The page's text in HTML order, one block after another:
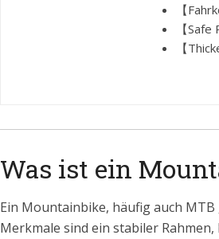
【
【
【
Was ist ein
Ein Mountainbike, häufig auch
Merkmale sind ein stabiler